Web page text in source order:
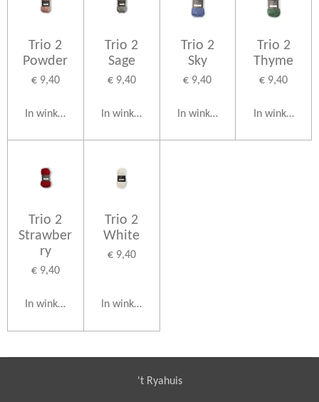
Trio 2
Powder
€ 9,40
In winkelwagen
Trio 2
Sage
€ 9,40
In winkelwagen
Trio 2
Sky
€ 9,40
In winkelwagen
Trio 2
Thyme
€ 9,40
In
Trio 2
Strawber
ry
€ 9,40
In winkelwagen
Trio 2
White
€ 9,40
In winkelwagen
't Ryahuis